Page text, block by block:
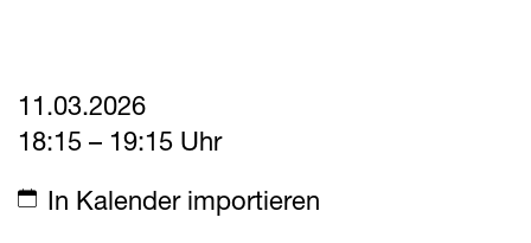
11.03.2026
18:15 – 19:15 Uhr
In Kalender importieren
Downloads